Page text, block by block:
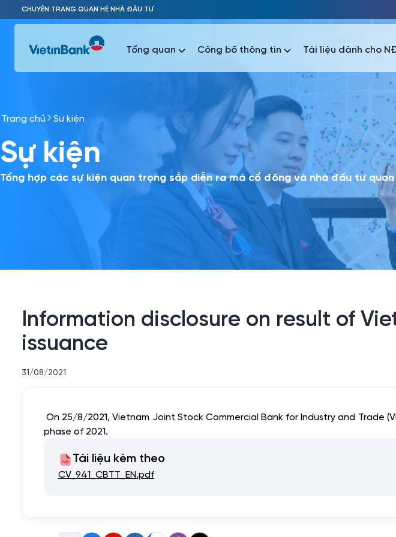
Skip to Main Content
CHUYÊN TRANG QUAN HỆ NHÀ ĐẦU TƯ
Phổ biến nhất
Báo cáo tài chính Thông tin giao dịch
Tổng quan Công bố thông tin Tài liệu dành cho
Phổ biến nhất
Thông tin giao dịch
Trang chủ Sự kiện
Sự kiện
Tổng hợp các sự kiện quan trọng sắp diễn ra mà cổ đông và nhà đầu tư
Information disclosure on result of
issuance
31/08/2021
On 25/8/2021, Vietnam Joint Stock Commercial Bank for Industry and Trade
phase of 2021.
Tài liệu kèm theo
CV_941_CBTT_EN.pdf